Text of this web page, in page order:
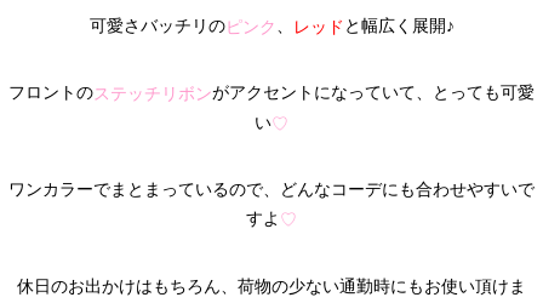
可愛さバッチリのピンク レッド と幅広く展開♪
フロントのステッチリボンがアクセントになっていて、とっても可愛
い♡
ワンカラーでまとまっているので、どんなコーデにも合わせやすいで
すよ ♡
休日のお出かけはもちろん、荷物の少ない通勤時にもお使い頂けま